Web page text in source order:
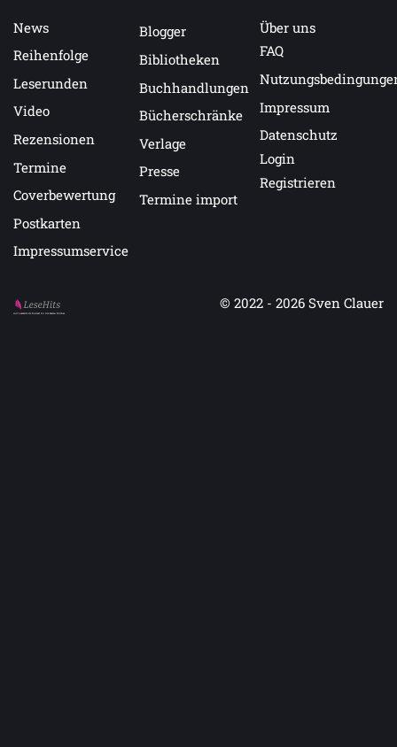
News
Reihenfolge
Leserunden
Video
Rezensionen
Termine
Coverbewertung
Postkarten
Impressumservice
Blogger
Bibliotheken
Buchhandlungen
Bücherschränke
Verlage
Presse
Termine import
Über uns
FAQ
Impressum
Datenschutz
Login
Registrieren
Auf LeseHits.de findest Du die besten Bücher.
© 2022 - 2026 Sven Clauer